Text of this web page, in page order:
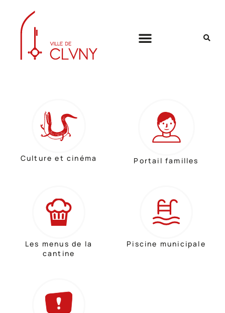
Culture et cinéma Portail familles
Les menus de la
cantine
Piscine municipale